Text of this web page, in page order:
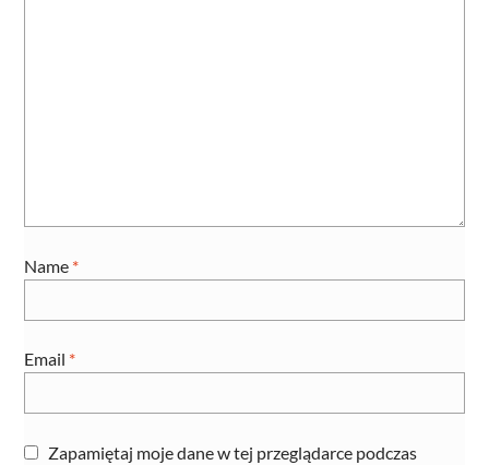
Name *
Email *
Zapamiętaj moje dane w tej przeglądarce podczas